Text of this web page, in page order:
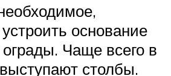
основание
Чаще всего в
столбы.